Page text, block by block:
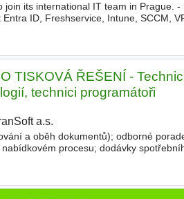
its international IT team in Prague.
Entra ID, Freshservice, Intune, SCCM,
TISKOVÁ ŘEŠENÍ -
technici programátoři
a.s.
a oběh dokumentů); odborné
procesu; dodávky